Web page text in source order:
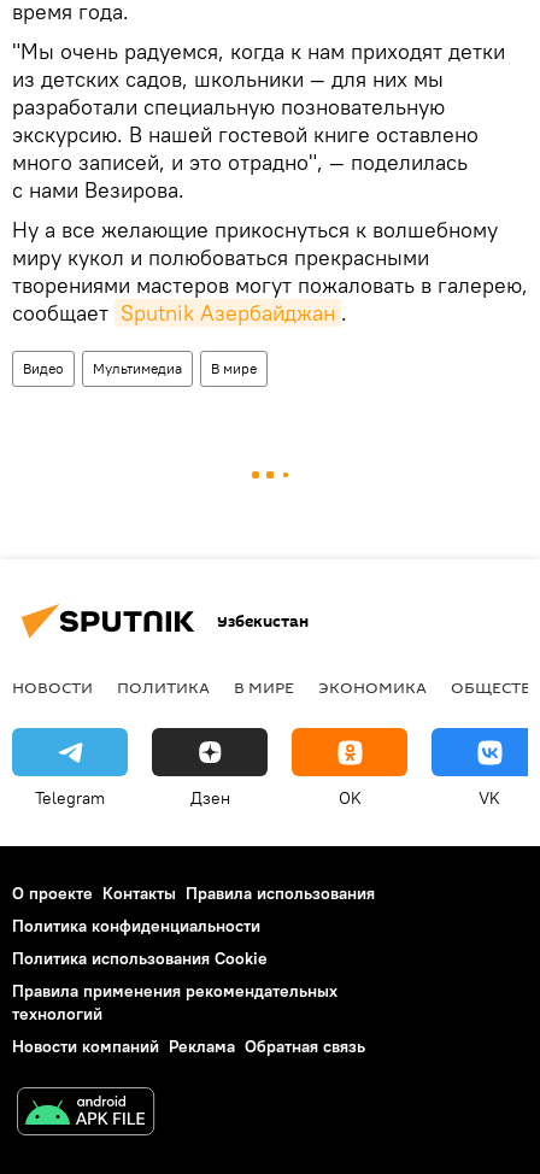
время года.
"Мы очень радуемся, когда к нам приходят детки
из детских садов, школьники — для них мы
разработали специальную позновательную
экскурсию. В нашей гостевой книге оставлено
много записей, и это отрадно", — поделилась
с нами Везирова.
Ну а все желающие прикоснуться к волшебному
миру кукол и полюбоваться прекрасными
творениями мастеров могут пожаловать в галерею,
сообщает Sputnik Азербайджан .
Видео Мультимедиа В мире
Узбекистан
НОВОСТИ ПОЛИТИКА В МИРЕ ЭКОНОМИКА
Telegram Дзен OK VK
О проекте Контакты Правила использования
Политика конфиденциальности
Политика использования Cookie
Правила применения рекомендательных
технологий
Новости компаний Реклама Обратная связь